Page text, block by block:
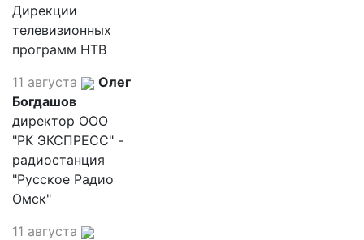
Дирекции
телевизионных
программ НТВ
11 августа
Олег
Богдашов
директор ООО
"РК ЭКСПРЕСС" -
радиостанция
"Русское Радио
Омск"
11 августа